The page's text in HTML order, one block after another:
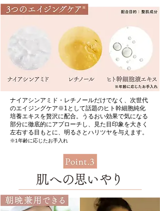
ナイアシンアミド・レチノールだけでなく、次世代
のエイジングケア※1として話題のヒト幹細胞純化
培養エキスを贅沢に配合。うるおい効果で気になる
部分に徹底的にアプローチし、見た目印象を大きく
左右する目もとに、明るさとハリツヤを与えます。
※1年齢に応じたお手入れ